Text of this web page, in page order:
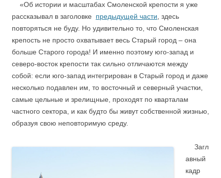
«Об истории и масштабах Смоленской крепости я уже
рассказывал в заголовке предыдущей части , здесь
повторяться не буду. Но удивительно то, что Смоленская
крепость не просто охватывает весь Старый город – она
больше Старого города! И именно поэтому юго-запад и
северо-восток крепости так сильно отличаются между
собой: если юго-запад интегрирован в Старый город и даже
несколько подавлен им, то восточный и северный участки,
самые цельные и зрелищные, проходят по кварталам
частного сектора, и как будто бы живут собственной жизнью,
образуя свою неповторимую среду.
Загл
авный
кадр